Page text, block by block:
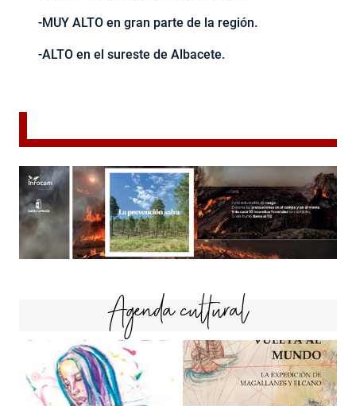
-MUY ALTO en gran parte de la región.
-ALTO en el sureste de Albacete.
Agenda cultural